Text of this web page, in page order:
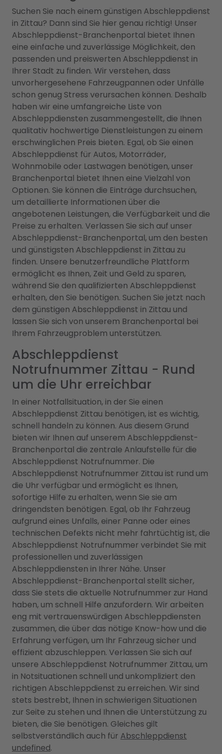
Suchen Sie nach einem günstigen Abschleppdienst
in Zittau? Dann sind Sie hier genau richtig! Unser
Abschleppdienst-Branchenportal bietet Ihnen
eine einfache und zuverlässige Möglichkeit, den
passenden und preiswerten Abschleppdienst in
Ihrer Stadt zu finden. Wir verstehen, dass
unvorhergesehene Fahrzeugpannen oder Unfälle
schon genug Stress verursachen können. Deshalb
haben wir eine umfangreiche Liste von
Abschleppdiensten zusammengestellt, die Ihnen
qualitativ hochwertige Dienstleistungen zu einem
erschwinglichen Preis bieten. Egal, ob Sie einen
Abschleppdienst für Autos, Motorräder,
Wohnmobile oder Lastwagen benötigen, unser
Branchenportal bietet Ihnen eine Vielzahl von
Optionen. Sie können die Einträge durchsuchen,
um detaillierte Informationen über die
angebotenen Leistungen, die Verfügbarkeit und die
Preise zu erhalten. Verlassen Sie sich auf unser
Abschleppdienst-Branchenportal, um den besten
und günstigsten Abschleppdienst in Zittau zu
finden. Unsere benutzerfreundliche Plattform
ermöglicht es Ihnen, Zeit und Geld zu sparen,
während Sie den qualifizierten Abschleppdienst
erhalten, den Sie benötigen. Suchen Sie jetzt nach
dem günstigen Abschleppdienst in Zittau und
lassen Sie sich von unserem Branchenportal bei
Ihrem Fahrzeugproblem unterstützen.
Abschleppdienst
Notrufnummer Zittau - Rund
um die Uhr erreichbar
In einer Notfallsituation, in der Sie einen
Abschleppdienst Zittau benötigen, ist es wichtig,
schnell handeln zu können. Aus diesem Grund
bieten wir Ihnen auf unserem Abschleppdienst-
Branchenportal die zentrale Anlaufstelle für die
Abschleppdienst Notrufnummer. Die
Abschleppdienst Notrufnummer Zittau ist rund um
die Uhr verfügbar und ermöglicht es Ihnen,
sofortige Hilfe zu erhalten, wenn Sie sie am
dringendsten benötigen. Egal, ob Ihr Fahrzeug
aufgrund eines Unfalls, einer Panne oder eines
technischen Defekts nicht mehr fahrtüchtig ist, die
Abschleppdienst Notrufnummer verbindet Sie mit
professionellen und zuverlässigen
Abschleppdiensten in Ihrer Nähe. Unser
Abschleppdienst-Branchenportal stellt sicher,
dass Sie stets die aktuelle Notrufnummer zur Hand
haben, um schnell Hilfe anzufordern. Wir arbeiten
eng mit vertrauenswürdigen Abschleppdiensten
zusammen, die über das nötige Know-how und die
Erfahrung verfügen, um Ihr Fahrzeug sicher und
effizient abzuschleppen. Verlassen Sie sich auf
unsere Abschleppdienst Notrufnummer Zittau, um
in Notsituationen schnell und unkompliziert den
richtigen Abschleppdienst zu erreichen. Wir sind
stets bestrebt, Ihnen in schwierigen Situationen
zur Seite zu stehen und Ihnen die Unterstützung zu
bieten, die Sie benötigen. Gleiches gilt
selbstverständlich auch für Abschleppdienst
undefined.